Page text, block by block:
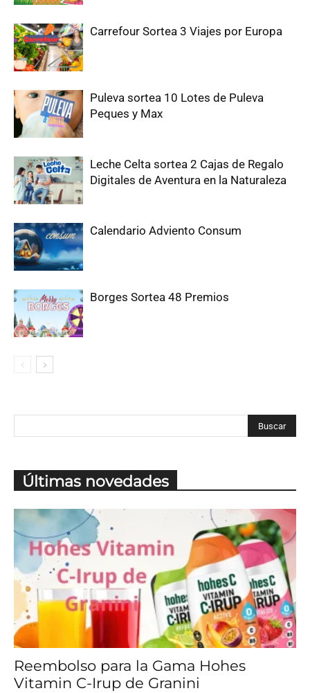
Carrefour Sortea 3 Viajes por Europa
Puleva sortea 10 Lotes de Puleva
Peques y Max
Leche Celta sortea 2 Cajas de Regalo
Digitales de Aventura en la Naturaleza
Calendario Adviento Consum
Borges Sortea 48 Premios
Últimas novedades
Reembolso para la Gama Hohes
Vitamin C-Irup de Granini